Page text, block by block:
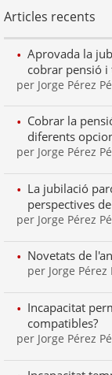
Articles recents
Aprovada la
cobrar pensió
per Jorge Pérez
Cobrar la
diferents
per Jorge Pérez
La jubilació
perspectives
per Jorge Pérez
Novetats de
per Jorge Pérez
Incapacitat
compatibles?
per Jorge Pérez